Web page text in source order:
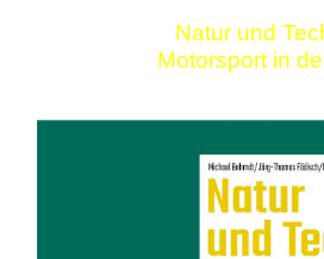
Natur und
Motorsport in